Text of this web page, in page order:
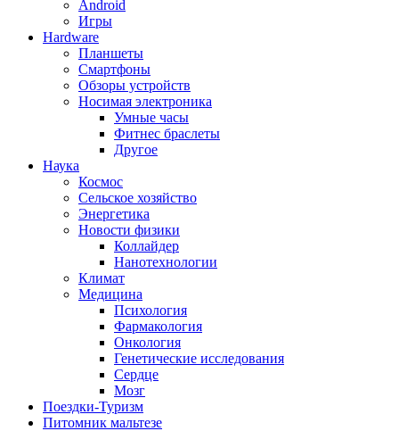
Android
Игры
Hardware
Планшеты
Смартфоны
Обзоры устройств
Носимая электроника
Умные часы
Фитнес браслеты
Другое
Наука
Космос
Сельское хозяйство
Энергетика
Новости физики
Коллайдер
Нанотехнологии
Климат
Медицина
Психология
Фармакология
Онкология
Генетические исследования
Сердце
Мозг
Поездки-Туризм
Питомник мальтезе